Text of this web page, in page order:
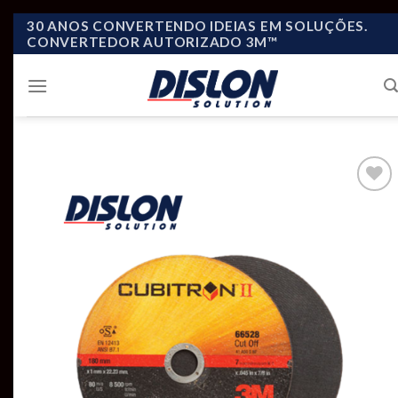
Skip
30 ANOS CONVERTENDO IDEIAS EM SOLUÇÕES.
CONVERTEDOR AUTORIZADO 3M™